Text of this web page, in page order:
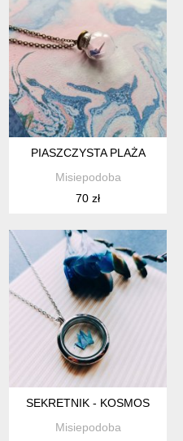
PIASZCZYSTA PLAŻA
Misiepodoba
70 zł
SEKRETNIK - KOSMOS
Misiepodoba